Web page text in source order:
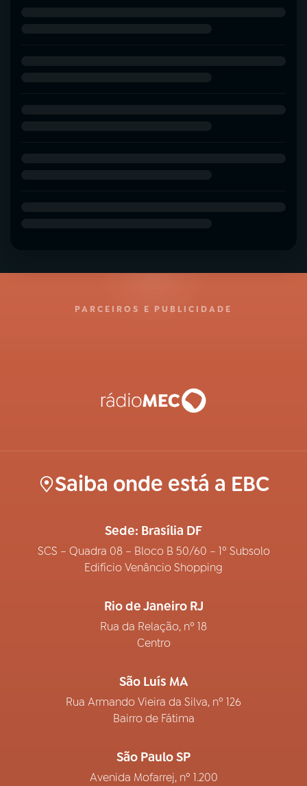
PARCEIROS E PUBLICIDADE
Saiba onde está a EBC
Sede: Brasília DF
SCS – Quadra 08 – Bloco B 50/60 – 1º Subsolo
Edifício Venâncio Shopping
Rio de Janeiro RJ
Rua da Relação, nº 18
Centro
São Luís MA
Rua Armando Vieira da Silva, nº 126
Bairro de Fátima
São Paulo SP
Avenida Mofarrej, nº 1.200